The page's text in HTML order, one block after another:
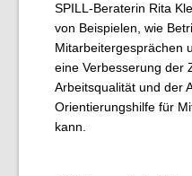
SPILL-Beraterin Rita
von Beispielen, wie
Mitarbeitergesprächen
eine Verbesserung der
Arbeitsqualität und der
Orientierungshilfe für
kann.